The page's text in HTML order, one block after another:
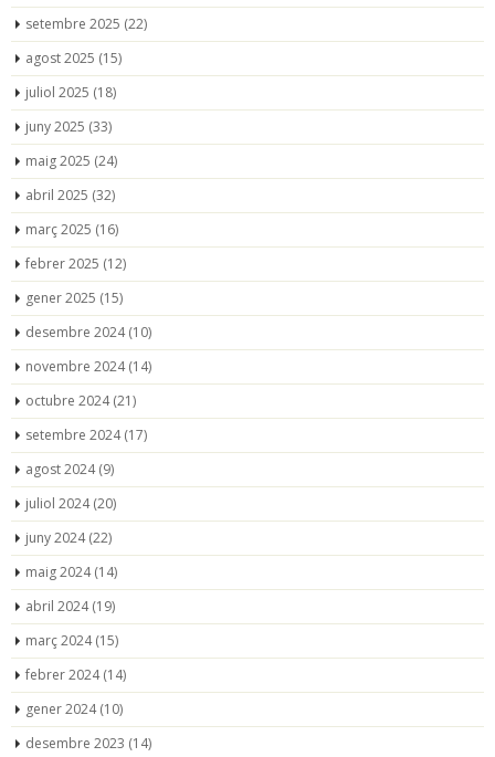
setembre 2025 (22)
agost 2025 (15)
juliol 2025 (18)
juny 2025 (33)
maig 2025 (24)
abril 2025 (32)
març 2025 (16)
febrer 2025 (12)
gener 2025 (15)
desembre 2024(10)
novembre 2024(14)
octubre 2024(21)
setembre 2024(17)
agost 2024(9)
juliol 2024(20)
juny 2024(22)
maig 2024(14)
abril 2024(19)
març 2024(15)
febrer 2024(14)
gener 2024(10)
desembre 2023 (14)